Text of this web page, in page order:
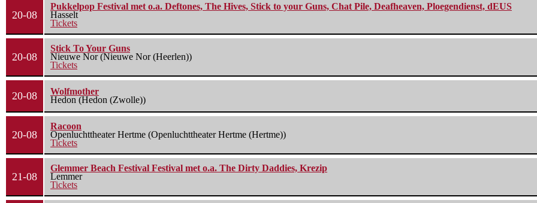
20-08
Pukkelpop Festival met o.a. Deftones, The Hives, Stick to your Guns, Chat Pile, Deafheaven, Ploegendienst, dEUS
Hasselt
Tickets
20-08
Stick To Your Guns
Nieuwe Nor (Nieuwe Nor (Heerlen))
Tickets
20-08
Wolfmother
Hedon (Hedon (Zwolle))
20-08
Racoon
Openluchttheater Hertme (Openluchttheater Hertme (Hertme))
Tickets
21-08
Glemmer Beach Festival Festival met o.a. The Dirty Daddies, Krezip
Lemmer
Tickets